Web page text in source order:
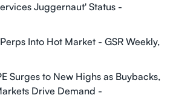
Juggernaut' Status -
Into Hot Market - GSR Weekly,
Surges to New Highs as Buybacks,
Drive Demand -